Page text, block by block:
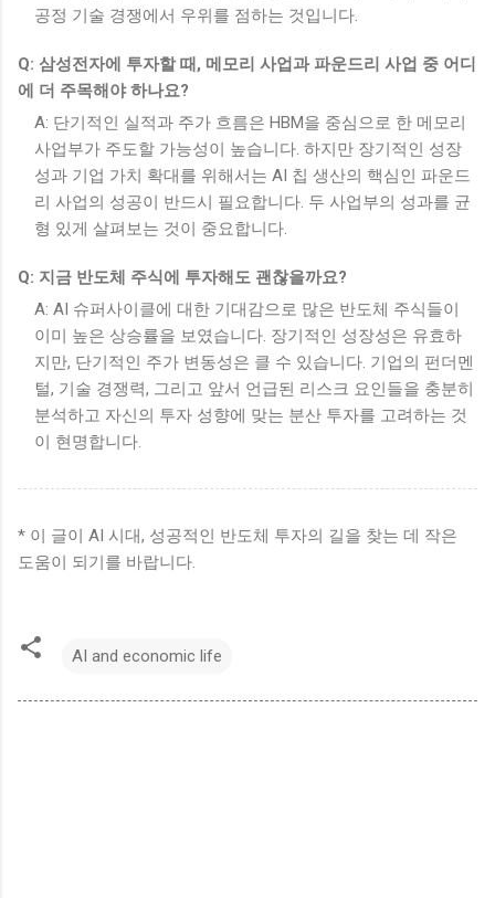
공정 기술 경쟁에서 우위를 점하는 것입니다.
Q: 삼성전자에 투자할 때, 메모리 사업과 파운드리 사업 중 어디
에 더 주목해야 하나요?
A: 단기적인 실적과 주가 흐름은 HBM을 중심으로 한 메모리
사업부가 주도할 가능성이 높습니다. 하지만 장기적인 성장
성과 기업 가치 확대를 위해서는 AI 칩 생산의 핵심인 파운드
리 사업의 성공이 반드시 필요합니다. 두 사업부의 성과를 균
형 있게 살펴보는 것이 중요합니다.
Q: 지금 반도체 주식에 투자해도 괜찮을까요?
A: AI 슈퍼사이클에 대한 기대감으로 많은 반도체 주식들이
이미 높은 상승률을 보였습니다. 장기적인 성장성은 유효하
지만, 단기적인 주가 변동성은 클 수 있습니다. 기업의 펀더멘
털, 기술 경쟁력, 그리고 앞서 언급된 리스크 요인들을 충분히
분석하고 자신의 투자 성향에 맞는 분산 투자를 고려하는 것
이 현명합니다.
* 이 글이 AI 시대, 성공적인 반도체 투자의 길을 찾는 데 작은
도움이 되기를 바랍니다.
AI and economic life